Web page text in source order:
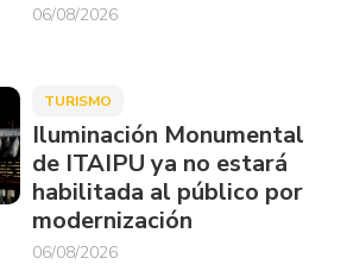
06/08/2026
TURISMO
Iluminación Monumental
de ITAIPU ya no estará
habilitada al público por
modernización
06/08/2026